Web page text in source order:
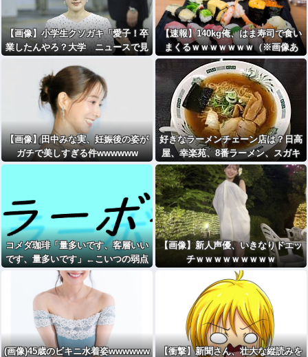
【画像】小学生クソガキ「愛子！卒
業したんやろ？大学 ニュースで見
【速報】140kg俺、はま寿司で食い
まくるｗｗｗｗｗｗｗ（※画像あ
り）
【画像】田中みな実、妊娠後の姿が
ガチで美しすぎる件wwwwww
好きなラーメンチェーン店は？日高
屋、幸楽苑、8番ラーメン、スガキ
ヤ、ぎょうざの満洲、餃子の王将、
天下一品、丸源、華花、山岡家
コメダ珈琲「量多いです、客層いい
です、量多いです」←こいつの弱点
【画像】新人声優、いきなりドエッ
チｗｗｗｗｗｗｗｗｗ
(画像)45歳のビキニ水着姿wwwwww
【衝撃】新聞さん、壮大な縦読みを